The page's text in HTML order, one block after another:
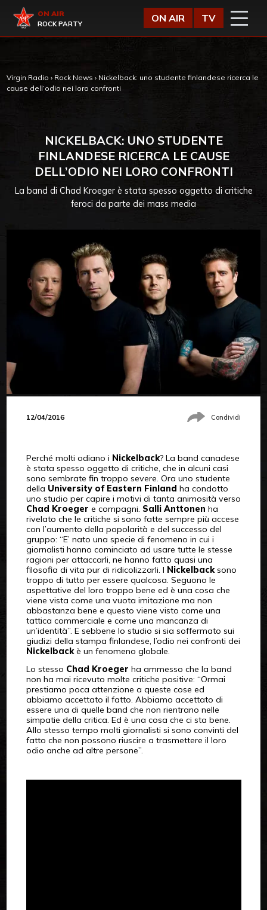
Virgin Radio
ON AIR
ROCK PARTY
ON AIR TV
Virgin Radio › Rock News › Nickelback: uno studente finlandese ricerca le
cause dell’odio nei loro confronti
NICKELBACK: UNO STUDENTE
FINLANDESE RICERCA LE CAUSE
DELL’ODIO NEI LORO CONFRONTI
La band di Chad Kroeger è stata spesso oggetto di critiche
feroci da parte dei mass media
12/04/2016 Condividi
Perché molti odiano i Nickelback? La band canadese
è stata spesso oggetto di critiche, che in alcuni casi
sono sembrate fin troppo severe. Ora uno studente
della University of Eastern Finland ha condotto
uno studio per capire i motivi di tanta animosità verso
Chad Kroeger e compagni. Salli Anttonen ha
rivelato che le critiche si sono fatte sempre più accese
con l’aumento della popolarità e del successo del
gruppo: “E’ nato una specie di fenomeno in cui i
giornalisti hanno cominciato ad usare tutte le stesse
ragioni per attaccarli, ne hanno fatto quasi una
filosofia di vita pur di ridicolizzarli. I Nickelbacksono
troppo di tutto per essere qualcosa. Seguono le
aspettative del loro troppo bene ed è una cosa che
viene vista come una vuota imitazione ma non
abbastanza bene e questo viene visto come una
tattica commerciale e come una mancanza di
un’identità”. E sebbene lo studio si sia soffermato sui
giudizi della stampa finlandese, l’odio nei confronti dei
Nickelbackè un fenomeno globale.
Lo stesso Chad Kroeger ha ammesso che la band
non ha mai ricevuto molte critiche positive: “Ormai
prestiamo poca attenzione a queste cose ed
abbiamo accettato il fatto. Abbiamo accettato di
essere una di quelle band che non rientrano nelle
simpatie della critica. Ed è una cosa che ci sta bene.
Allo stesso tempo molti giornalisti si sono convinti del
fatto che non possono riuscire a trasmettere il loro
odio anche ad altre persone”.